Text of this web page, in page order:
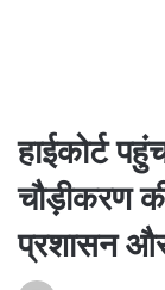
हाईकोर्ट
चौड़ीकरण
प्रशासन और